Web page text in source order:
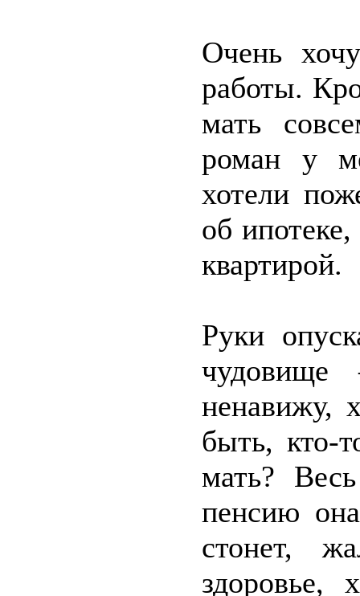
Очень
работы.
мать
роман у
хотели
об
квартирой.
Руки
ненавижу,
быть, кто-
мать?
пенсию
стонет,
здоровье,